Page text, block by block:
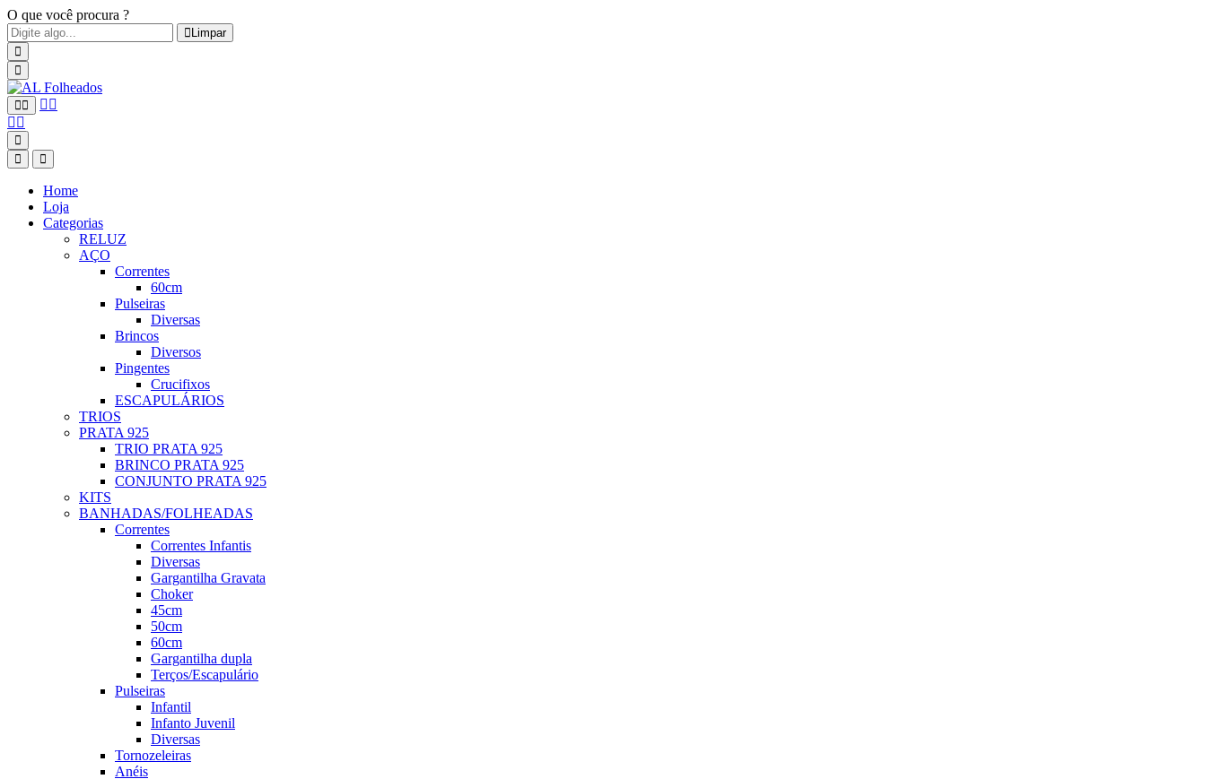
O que você procura ?
Limpar
Home
Loja
Categorias
RELUZ
AÇO
Correntes
60cm
Pulseiras
Diversas
Brincos
Diversos
Pingentes
Crucifixos
ESCAPULÁRIOS
TRIOS
PRATA 925
TRIO PRATA 925
BRINCO PRATA 925
CONJUNTO PRATA 925
KITS
BANHADAS/FOLHEADAS
Correntes
Correntes Infantis
Diversas
Gargantilha Gravata
Choker
45cm
50cm
60cm
Gargantilha dupla
Terços/Escapulário
Pulseiras
Infantil
Infanto Juvenil
Diversas
Tornozeleiras
Anéis